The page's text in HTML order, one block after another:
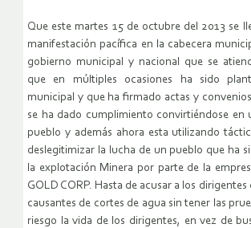
Que este martes 15 de octubre del 2013 se
manifestación pacífica en la cabecera
gobierno municipal y nacional que se
que en múltiples ocasiones ha sido
municipal y que ha firmado actas y
se ha dado cumplimiento convirtiéndose en
pueblo y además ahora esta utilizando
deslegitimizar la lucha de un pueblo que ha
la explotación Minera por parte de la
GOLD CORP. Hasta de acusar a los dirigentes
causantes de cortes de agua sin tener las
riesgo la vida de los dirigentes, en vez de